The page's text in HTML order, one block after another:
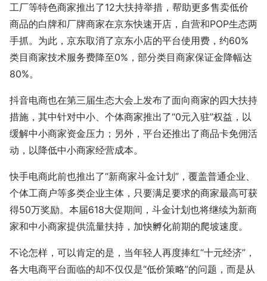
工厂等特色商家推出了12大扶持举措，帮助更多售卖低价
商品的白牌和厂牌商家在京东快速开店，自营和POP生态两
手抓。为此，京东取消了京东小店的平台使用费，约60%
类目商家技术服务费降至0%，部分类目商家保证金降幅达
80%。
抖音电商也在第三届生态大会上发布了面向商家的四大扶持
措施，其中针对中小、个体商家推出了“0元入驻”权益，以
缓解中小商家资金压力；另外，平台还推出了商品卡免佣活
动，以降低中小商家经营成本。
快手电商此前也推出了“新商家斗金计划”，覆盖普通企业、
个体工商户等多类企业主体，只要满足要求的商家最高可获
得50万奖励。本届618大促期间，斗金计划也将继续为新商
家和中小商家提供流量扶持，加快孵化前期的爬坡速度。
不论怎样，可以肯定的是，当年轻人再度捧红“十元经济”，
各大电商平台面临的却不仅仅是“低价策略”的问题，而是从